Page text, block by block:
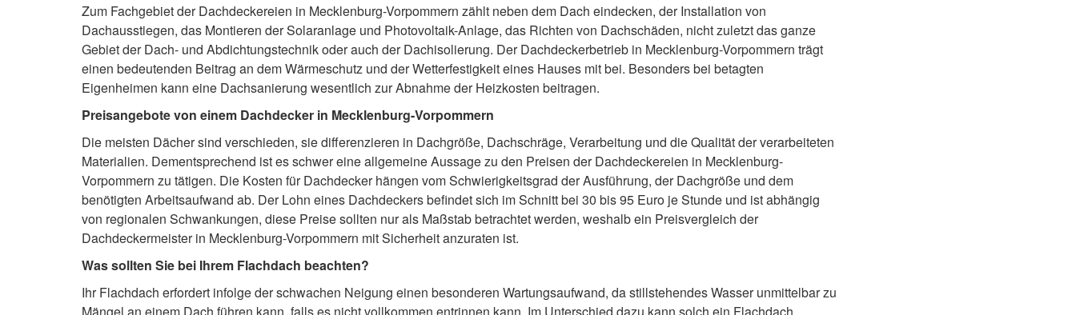
Zum Fachgebiet der Dachdeckereien in Mecklenburg-Vorpommern zählt neben dem Dach eindecken, der Installation von
Dachausstiegen, das Montieren der Solaranlage und Photovoltaik-Anlage, das Richten von Dachschäden, nicht zuletzt das ganze
Gebiet der Dach- und Abdichtungstechnik oder auch der Dachisolierung. Der Dachdeckerbetrieb in Mecklenburg-Vorpommern trägt
einen bedeutenden Beitrag an dem Wärmeschutz und der Wetterfestigkeit eines Hauses mit bei. Besonders bei betagten
Eigenheimen kann eine Dachsanierung wesentlich zur Abnahme der Heizkosten beitragen.
Preisangebote von einem Dachdecker in Mecklenburg-Vorpommern
Die meisten Dächer sind verschieden, sie differenzieren in Dachgröße, Dachschräge, Verarbeitung und die Qualität der verarbeiteten
Materialien. Dementsprechend ist es schwer eine allgemeine Aussage zu den Preisen der Dachdeckereien in Mecklenburg-
Vorpommern zu tätigen. Die Kosten für Dachdecker hängen vom Schwierigkeitsgrad der Ausführung, der Dachgröße und dem
benötigten Arbeitsaufwand ab. Der Lohn eines Dachdeckers befindet sich im Schnitt bei 30 bis 95 Euro je Stunde und ist abhängig
von regionalen Schwankungen, diese Preise sollten nur als Maßstab betrachtet werden, weshalb ein Preisvergleich der
Dachdeckermeister in Mecklenburg-Vorpommern mit Sicherheit anzuraten ist.
Was sollten Sie bei Ihrem Flachdach beachten?
Ihr Flachdach erfordert infolge der schwachen Neigung einen besonderen Wartungsaufwand, da stillstehendes Wasser unmittelbar zu
Mängel an einem Dach führen kann, falls es nicht vollkommen entrinnen kann. Im Unterschied dazu kann solch ein Flachdach